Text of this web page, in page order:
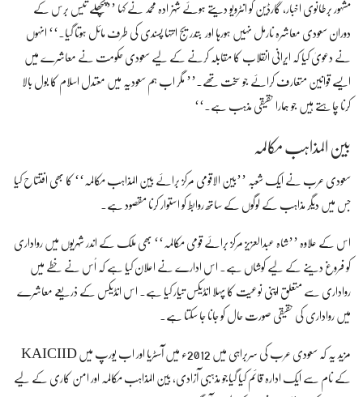
مشہور برطانوی اخبار، گارڈین کو انٹرویو دیتے ہوئے شہزادہ محمد نے کہا ’’پچھلے تیس برس کے
دوران سعودی معاشرہ نارمل نہیں ہورہا اور بتدریج انتہا پسندی کی طرف مائل ہوتا گیا۔‘‘ انہوں
نے دعویٰ کیا کہ ایرانی انقلاب کا مقابلہ کرنے کے لیے سعودی حکومت نے معاشرے میں
ایسے قوانین متعارف کرائے جو سخت تھے۔’’ مگر اب ہم سعودیہ میں معتدل اسلام کا بول بالا
کرنا چاہتے ہیں جو ہمارا حقیقی مذہب ہے۔‘‘
بین المذاہب مکالمہ
سعودی عرب نے ایک شعبہ ’’بین الاقومی مرکز برائے بین المذاہب مکالمہ‘‘ کا بھی افتتاح کیا
جس میں دیگر مذاہب کے لوگوں کے ساتھ روابط کو استوار کرنا مقصود ہے۔
اس کے علاوہ ’’شاہ عبدالعزیز مرکز برائے قومی مکالمہ‘‘ بھی ملک کے اندر شہریوں میں رواداری
کو فروغ دینے کے لیے کوشاں ہے۔ اس ادارے نے اعلان کیا ہے کہ اُس نے خطے میں
رواداری سے متعلق اپنی نوعیت کا پہلا انڈیکس تیار کیا ہے۔ اس انڈیکس کے ذریعے معاشرے
میں رواداری کی حقیقی صورت حال کو جانا جا سکتا ہے۔
مزید یہ کہ سعودی عرب کی سربراہی میں 2012ء میں آسٹریا اور اب یورپ میں KAICIID
کے نام سے ایک ادارہ قائم کیا گیاجو مذہبی آزادی، بین المذاہب مکالمہ اور امن کاری کے لیے